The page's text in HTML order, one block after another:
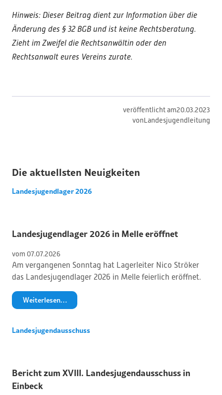
Hinweis: Dieser Beitrag dient zur Information über die
Änderung des § 32 BGB und ist keine Rechtsberatung.
Zieht im Zweifel die Rechtsanwältin oder den
Rechtsanwalt eures Vereins zurate.
veröffentlicht am20.03.2023
vonLandesjugendleitung
Die aktuellsten Neuigkeiten
Landesjugendlager 2026
Landesjugendlager 2026 in Melle eröffnet
vom 07.07.2026
Am vergangenen Sonntag hat Lagerleiter Nico Ströker
das Landesjugendlager 2026 in Melle feierlich eröffnet.
Weiterlesen…
Landesjugendausschuss
Bericht zum XVIII. Landesjugendausschuss in
Einbeck